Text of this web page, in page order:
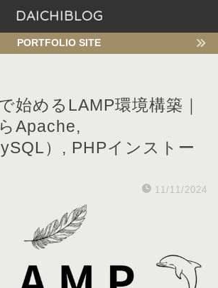
DAICHIBLOG
PORTFOLIO SITE
始めるLAMP環境構築｜
Apache,
）, PHPインストー
11/11/2024